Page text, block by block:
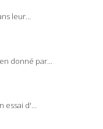
leur...
donné par...
essai d'...